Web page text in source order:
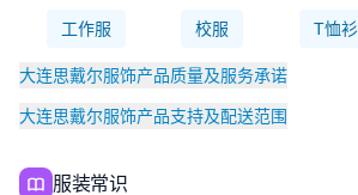
工作服 校服 T恤衫
大连思戴尔服饰产品质量及服务承诺
大连思戴尔服饰产品支持及配送范围
服装常识